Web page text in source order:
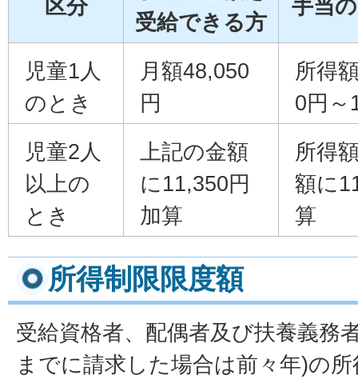
区分
受給できる方
手当
児童1人
のとき
月額48,050
円
所得
0円～
児童2人
以上の
とき
上記の金額
に11,350円
加算
所得
額に
算
所得制限限度額
受給資格者、配偶者及び扶養義務
までに請求した場合は前々年)の